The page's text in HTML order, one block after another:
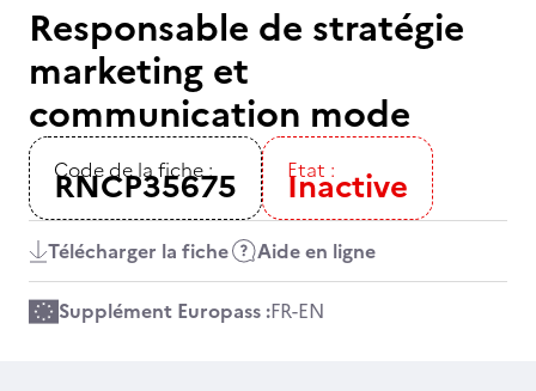
Responsable de stratégie
marketing et
communication mode
Code de la fiche :
RNCP35675 Etat :
Inactive
Télécharger la fiche Aide en ligne
Supplément Europass :FR-EN